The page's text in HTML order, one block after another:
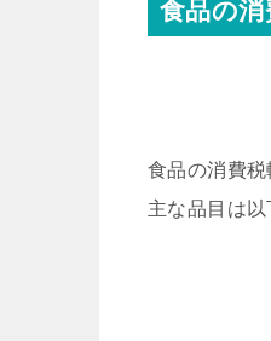
食品の消
食品の消費税
主な品目は以